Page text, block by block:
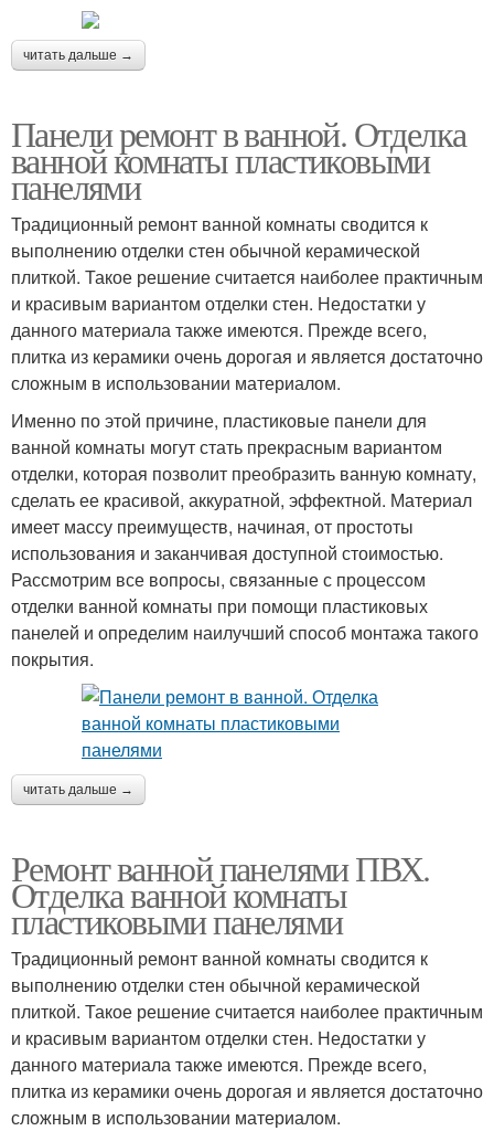
читать дальше →
Панели ремонт в ванной. Отделка
ванной комнаты пластиковыми
панелями
Традиционный ремонт ванной комнаты сводится к
выполнению отделки стен обычной керамической
плиткой. Такое решение считается наиболее практичным
и красивым вариантом отделки стен. Недостатки у
данного материала также имеются. Прежде всего,
плитка из керамики очень дорогая и является достаточно
сложным в использовании материалом.
Именно по этой причине, пластиковые панели для
ванной комнаты могут стать прекрасным вариантом
отделки, которая позволит преобразить ванную комнату,
сделать ее красивой, аккуратной, эффектной. Материал
имеет массу преимуществ, начиная, от простоты
использования и заканчивая доступной стоимостью.
Рассмотрим все вопросы, связанные с процессом
отделки ванной комнаты при помощи пластиковых
панелей и определим наилучший способ монтажа такого
покрытия.
читать дальше →
Ремонт ванной панелями ПВХ.
Отделка ванной комнаты
пластиковыми панелями
Традиционный ремонт ванной комнаты сводится к
выполнению отделки стен обычной керамической
плиткой. Такое решение считается наиболее практичным
и красивым вариантом отделки стен. Недостатки у
данного материала также имеются. Прежде всего,
плитка из керамики очень дорогая и является достаточно
сложным в использовании материалом.